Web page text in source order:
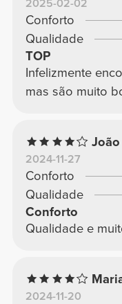
2025-02-02
Conforto
Qualidade
TOP
Infelizmente
mas são muito
2024-11-27
Conforto
Qualidade
Conforto
Qualidade e
2024-11-20